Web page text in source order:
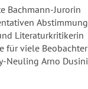
Bachmann-Jurorin
Abstimmung
Literaturkritikerin
für viele Beobachter